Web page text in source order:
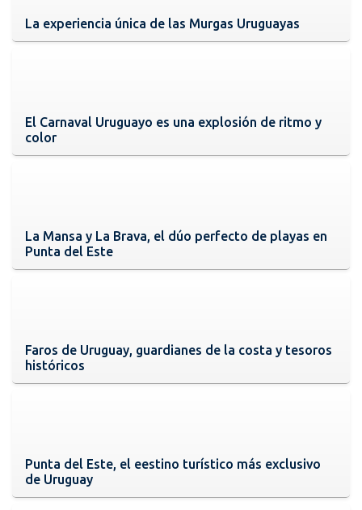
La experiencia única de las Murgas Uruguayas
El Carnaval Uruguayo es una explosión de ritmo y
color
La Mansa y La Brava, el dúo perfecto de playas en
Punta del Este
Faros de Uruguay, guardianes de la costa y tesoros
históricos
Punta del Este, el eestino turístico más exclusivo
de Uruguay